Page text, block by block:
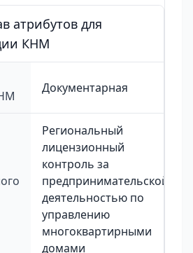
атрибутов для
КНМ
Документарная
Региональный
лицензионный
контроль за
предпринимательской
деятельностью по
управлению
многоквартирными
домами